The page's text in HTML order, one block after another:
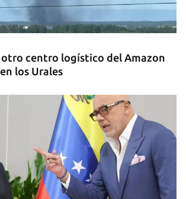
otro centro logístico del Amazon
los Urales